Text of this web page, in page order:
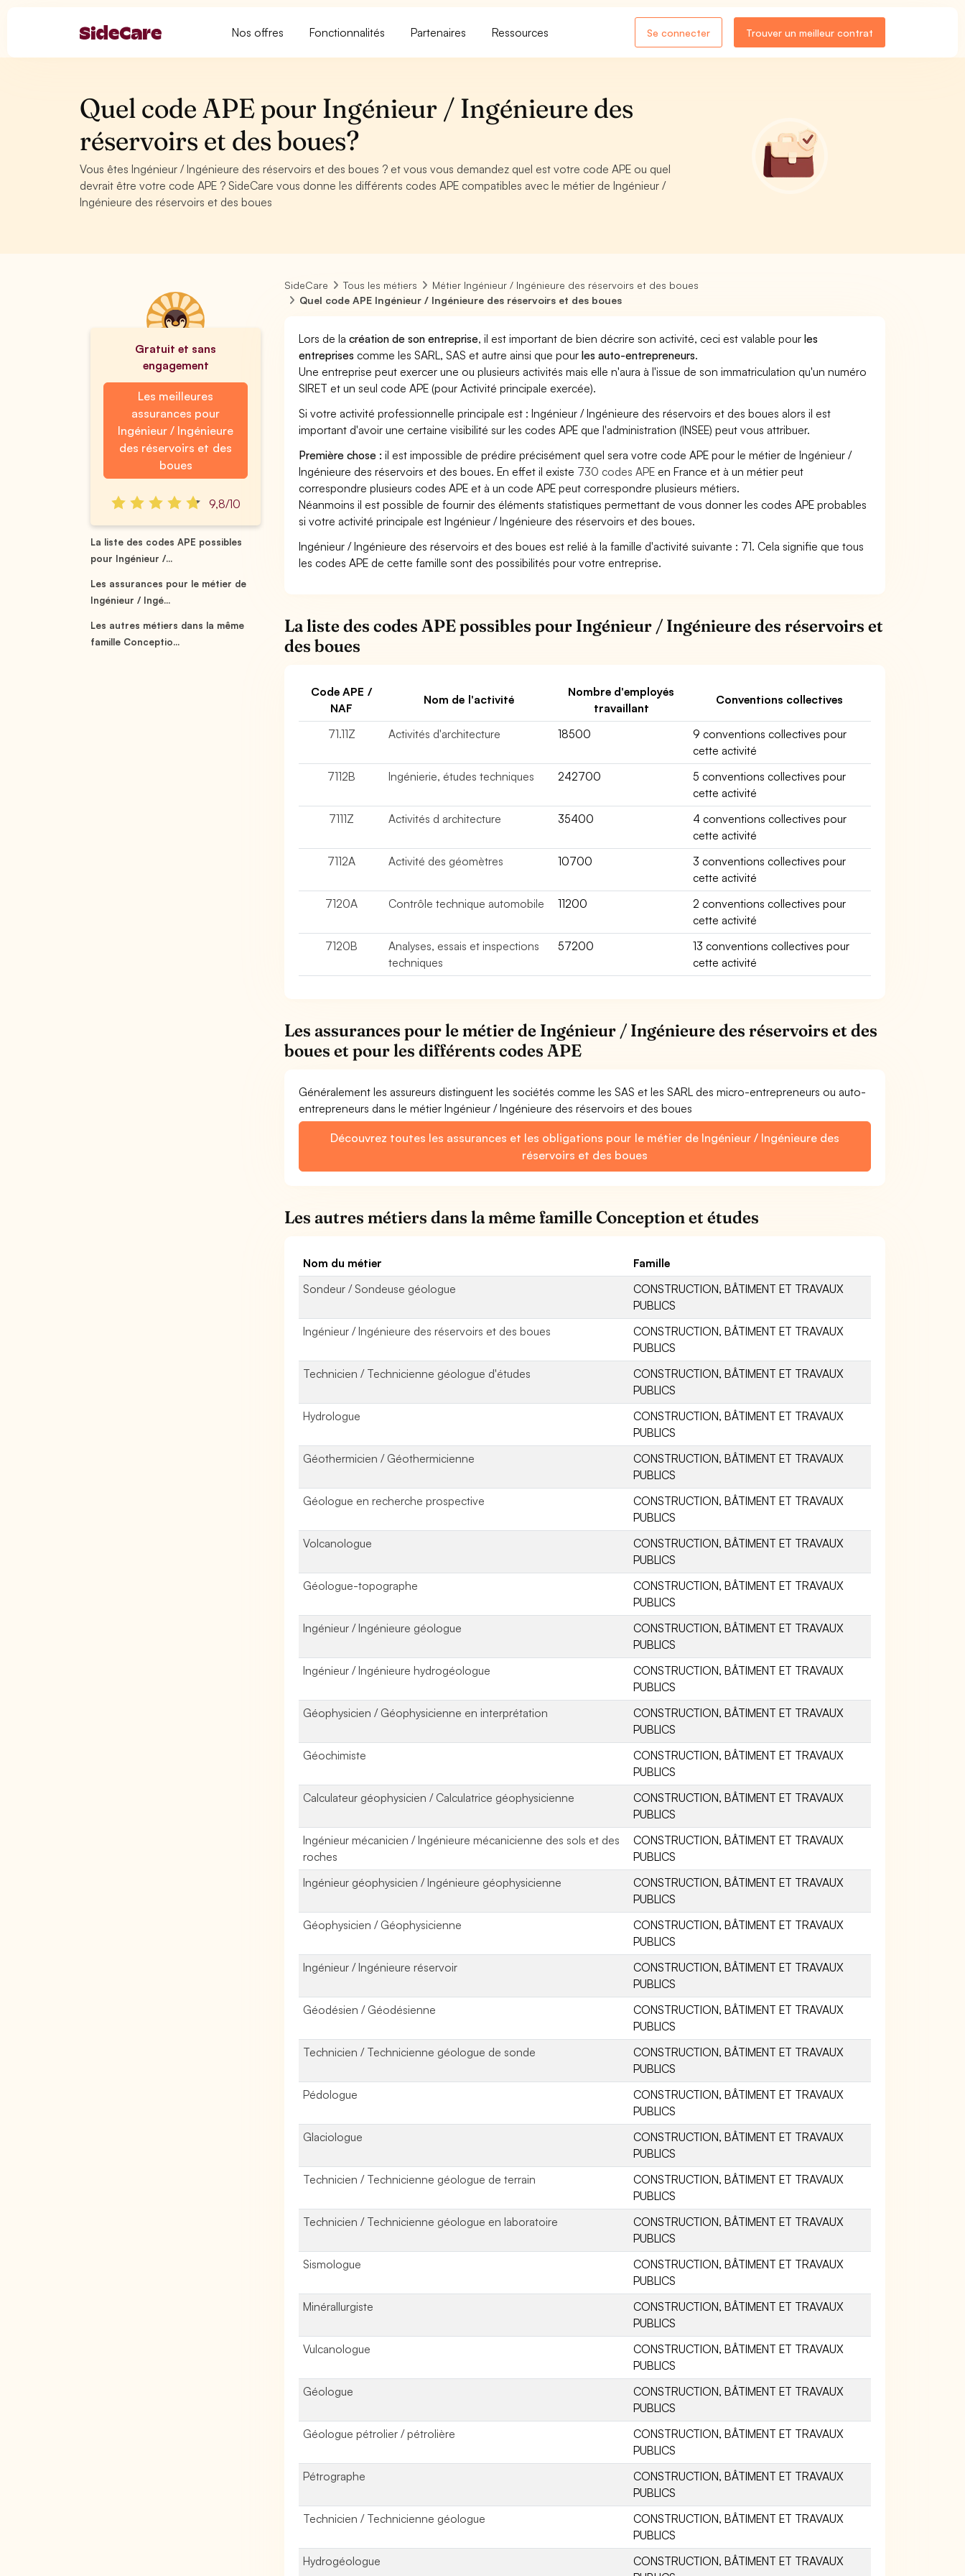
Nos offres Fonctionnalités Partenaires Ressources Se connecter Trouver un meilleur contrat
Quel code APE pour Ingénieur / Ingénieure des
réservoirs et des boues?
Vous êtes Ingénieur / Ingénieure des réservoirs et des boues ? et vous vous demandez quel est votre code APE ou quel
devrait être votre code APE ? SideCare vous donne les différents codes APE compatibles avec le métier de Ingénieur /
Ingénieure des réservoirs et des boues
Gratuit et sans
engagement
Les meilleures
assurances pour
Ingénieur / Ingénieure
des réservoirs et des
boues
9,8/10
La liste des codes APE possibles
pour Ingénieur /...
Les assurances pour le métier de
Ingénieur / Ingé...
Les autres métiers dans la même
famille Conceptio...
SideCare Tous les métiers
Métier Ingénieur / Ingénieure des réservoirs et des boues
Quel code APE Ingénieur / Ingénieure des réservoirs et des boues
Lors de lacréation de son entreprise, il est important de bien décrire son activité, ceci est valable pourles
entreprises comme les SARL, SAS et autre ainsi que pourles auto-entrepreneurs.
Une entreprise peut exercer une ou plusieurs activités mais elle n'aura à l'issue de son immatriculation qu'un numéro
SIRET et un seul code APE (pour Activité principale exercée).
Si votre activité professionnelle principale est : Ingénieur / Ingénieure des réservoirs et des boues alors il est
important d'avoir une certaine visibilité sur les codes APE que l'administration (INSEE) peut vous attribuer.
Première chose : il est impossible de prédire précisément quel sera votre code APE pour le métier de Ingénieur /
Ingénieure des réservoirs et des boues. En effet il existe 730 codes APE en France et à un métier peut
correspondre plusieurs codes APE et à un code APE peut correspondre plusieurs métiers.
Néanmoins il est possible de fournir des éléments statistiques permettant de vous donner les codes APE probables
si votre activité principale est Ingénieur / Ingénieure des réservoirs et des boues.
Ingénieur / Ingénieure des réservoirs et des boues est relié à la famille d'activité suivante : 71. Cela signifie que tous
les codes APE de cette famille sont des possibilités pour votre entreprise.
La liste des codes APE possibles pour Ingénieur / Ingénieure des réservoirs et
des boues
Code APE /
NAF
Nom de l'activité
Nombre d'employés
travaillant
Conventions collectives
71.11Z Activités d'architecture 18500
9 conventions collectives pour
cette activité
7112B
Ingénierie, études techniques 242700
5 conventions collectives pour
cette activité
7111Z
Activités d architecture 35400
4 conventions collectives pour
cette activité
7112A
Activité des géomètres 10700
3 conventions collectives pour
cette activité
7120A
Contrôle technique automobile 11200
2 conventions collectives pour
cette activité
7120B
Analyses, essais et inspections
techniques
57200
13 conventions collectives pour
cette activité
Les assurances pour le métier de Ingénieur / Ingénieure des réservoirs et des
boues et pour les différents codes APE
Généralement les assureurs distinguent les sociétés comme les SAS et les SARL des micro-entrepreneurs ou auto-
entrepreneurs dans le métier Ingénieur / Ingénieure des réservoirs et des boues
Découvrez toutes les assurances et les obligations pour le métier de Ingénieur / Ingénieure des
réservoirs et des boues
Les autres métiers dans la même famille Conception et études
Nom du métier
Famille
Sondeur / Sondeuse géologue
CONSTRUCTION, BÂTIMENT ET TRAVAUX
PUBLICS
Ingénieur / Ingénieure des réservoirs et des boues
CONSTRUCTION, BÂTIMENT ET TRAVAUX
PUBLICS
Technicien / Technicienne géologue d'études
CONSTRUCTION, BÂTIMENT ET TRAVAUX
PUBLICS
Hydrologue
CONSTRUCTION, BÂTIMENT ET TRAVAUX
PUBLICS
Géothermicien / Géothermicienne
CONSTRUCTION, BÂTIMENT ET TRAVAUX
PUBLICS
Géologue en recherche prospective
CONSTRUCTION, BÂTIMENT ET TRAVAUX
PUBLICS
Volcanologue
CONSTRUCTION, BÂTIMENT ET TRAVAUX
PUBLICS
Géologue-topographe
CONSTRUCTION, BÂTIMENT ET TRAVAUX
PUBLICS
Ingénieur / Ingénieure géologue
CONSTRUCTION, BÂTIMENT ET TRAVAUX
PUBLICS
Ingénieur / Ingénieure hydrogéologue
CONSTRUCTION, BÂTIMENT ET TRAVAUX
PUBLICS
Géophysicien / Géophysicienne en interprétation
CONSTRUCTION, BÂTIMENT ET TRAVAUX
PUBLICS
Géochimiste
CONSTRUCTION, BÂTIMENT ET TRAVAUX
PUBLICS
Calculateur géophysicien / Calculatrice géophysicienne
CONSTRUCTION, BÂTIMENT ET TRAVAUX
PUBLICS
Ingénieur mécanicien / Ingénieure mécanicienne des sols et des
roches
CONSTRUCTION, BÂTIMENT ET TRAVAUX
PUBLICS
Ingénieur géophysicien / Ingénieure géophysicienne
CONSTRUCTION, BÂTIMENT ET TRAVAUX
PUBLICS
Géophysicien / Géophysicienne
CONSTRUCTION, BÂTIMENT ET TRAVAUX
PUBLICS
Ingénieur / Ingénieure réservoir
CONSTRUCTION, BÂTIMENT ET TRAVAUX
PUBLICS
Géodésien / Géodésienne
CONSTRUCTION, BÂTIMENT ET TRAVAUX
PUBLICS
Technicien / Technicienne géologue de sonde
CONSTRUCTION, BÂTIMENT ET TRAVAUX
PUBLICS
Pédologue
CONSTRUCTION, BÂTIMENT ET TRAVAUX
PUBLICS
Glaciologue
CONSTRUCTION, BÂTIMENT ET TRAVAUX
PUBLICS
Technicien / Technicienne géologue de terrain
CONSTRUCTION, BÂTIMENT ET TRAVAUX
PUBLICS
Technicien / Technicienne géologue en laboratoire
CONSTRUCTION, BÂTIMENT ET TRAVAUX
PUBLICS
Sismologue
CONSTRUCTION, BÂTIMENT ET TRAVAUX
PUBLICS
Minérallurgiste
CONSTRUCTION, BÂTIMENT ET TRAVAUX
PUBLICS
Vulcanologue
CONSTRUCTION, BÂTIMENT ET TRAVAUX
PUBLICS
Géologue
CONSTRUCTION, BÂTIMENT ET TRAVAUX
PUBLICS
Géologue pétrolier / pétrolière
CONSTRUCTION, BÂTIMENT ET TRAVAUX
PUBLICS
Pétrographe
CONSTRUCTION, BÂTIMENT ET TRAVAUX
PUBLICS
Technicien / Technicienne géologue
CONSTRUCTION, BÂTIMENT ET TRAVAUX
PUBLICS
Hydrogéologue
CONSTRUCTION, BÂTIMENT ET TRAVAUX